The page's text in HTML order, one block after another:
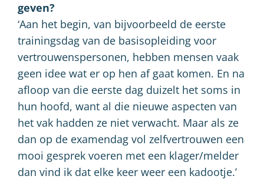
geven?
‘Aan het begin, van bijvoorbeeld de eerste
trainingsdag van de basisopleiding voor
vertrouwenspersonen, hebben mensen vaak
geen idee wat er op hen af gaat komen. En na
afloop van die eerste dag duizelt het soms in
hun hoofd, want al die nieuwe aspecten van
het vak hadden ze niet verwacht. Maar als ze
dan op de examendag vol zelfvertrouwen een
mooi gesprek voeren met een klager/melder
dan vind ik dat elke keer weer een kadootje.’